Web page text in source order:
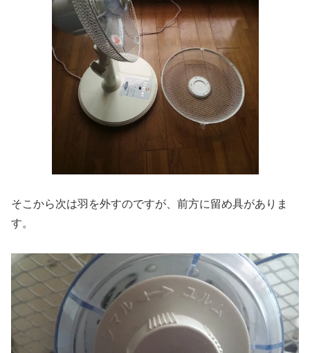
そこから次は羽を外すのですが、前方に留め具がありま
す。